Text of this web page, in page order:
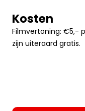
Kosten
Filmvertoning: €5,-
zijn uiteraard gratis.